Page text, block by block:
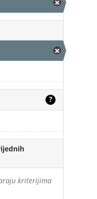
?
kriterijima